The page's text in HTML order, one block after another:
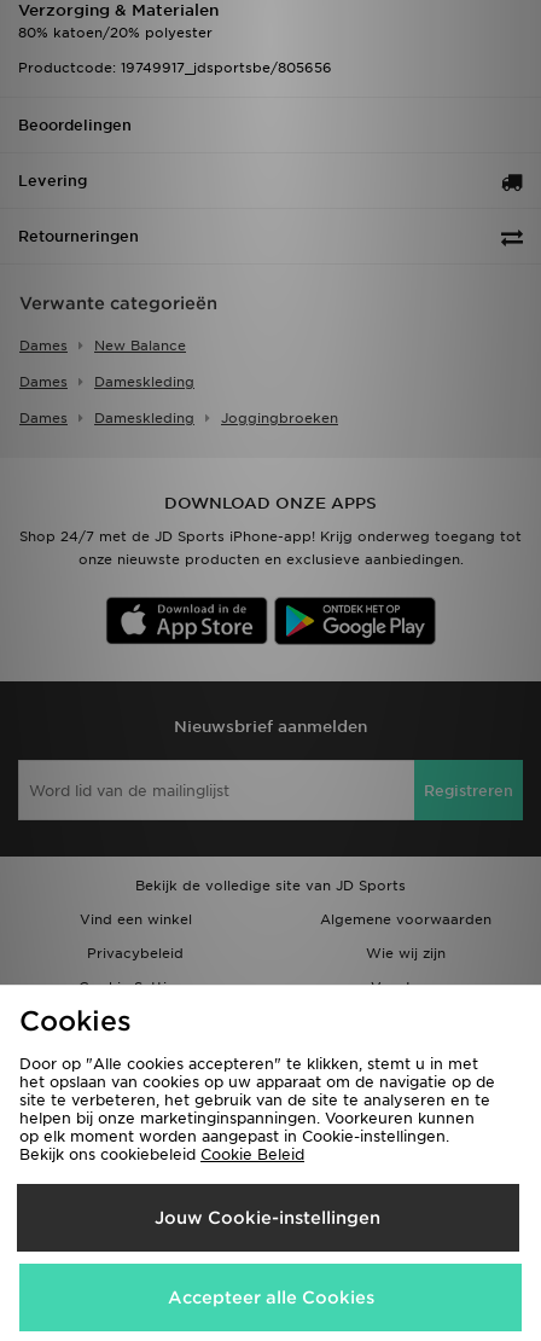
Verzorging & Materialen
80% katoen/20% polyester
Productcode: 19749917_jdsportsbe/805656
Beoordelingen
Levering
Retourneringen
Verwante categorieën
Dames New Balance
Dames Dameskleding
Dames Dameskleding Joggingbroeken
DOWNLOAD ONZE APPS
Shop 24/7 met de JD Sports iPhone-app! Krijg onderweg toegang tot
onze nieuwste producten en exclusieve aanbiedingen.
Nieuwsbrief aanmelden
Registreren
Bekijk de volledige site van JD Sports
Vind een winkel
Algemene voorwaarden
Privacybeleid
Wie wij zijn
Cookie Settings
Vacatures
Bestellingen en Levering
Verzenden Naar
België
Wij accepteren de volgende betaalmethoden
Cookies
Door op "Alle cookies accepteren" te klikken, stemt u in met
het opslaan van cookies op uw apparaat om de navigatie op de
site te verbeteren, het gebruik van de site te analyseren en te
helpen bij onze marketinginspanningen. Voorkeuren kunnen
op elk moment worden aangepast in Cookie-instellingen.
Bekijk ons cookiebeleid Cookie Beleid
Jouw Cookie-instellingen
Accepteer alle Cookies